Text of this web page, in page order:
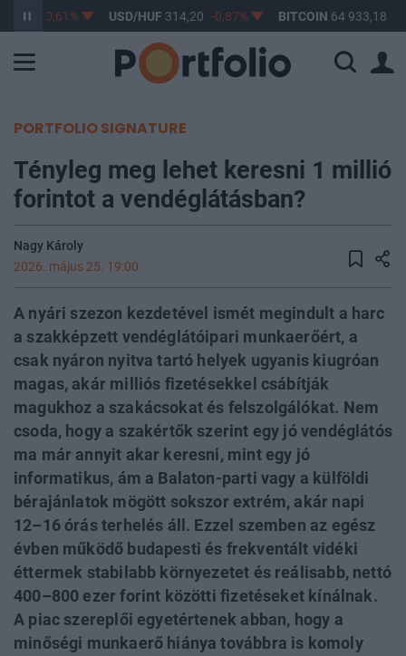
-0,61% USD/HUF314,20 -0,87% BITCOIN64 933,18
PORTFOLIO SIGNATURE
Tényleg meg lehet keresni 1 millió
forintot a vendéglátásban?
Nagy Károly
2026. május 25. 19:00
A nyári szezon kezdetével ismét megindult a harc
a szakképzett vendéglátóipari munkaerőért, a
csak nyáron nyitva tartó helyek ugyanis kiugróan
magas, akár milliós fizetésekkel csábítják
magukhoz a szakácsokat és felszolgálókat. Nem
csoda, hogy a szakértők szerint egy jó vendéglátós
ma már annyit akar keresni, mint egy jó
informatikus, ám a Balaton-parti vagy a külföldi
bérajánlatok mögött sokszor extrém, akár napi
12–16 órás terhelés áll. Ezzel szemben az egész
évben működő budapesti és frekventált vidéki
éttermek stabilabb környezetet és reálisabb, nettó
400–800 ezer forint közötti fizetéseket kínálnak.
A piac szereplői egyetértenek abban, hogy a
minőségi munkaerő hiánya továbbra is komoly